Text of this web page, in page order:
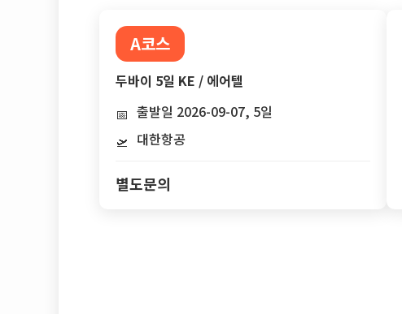
A코스
두바이 5일 KE / 에어텔
📅 출발일 2026-09-07, 5일
🛫 대한항공
별도문의